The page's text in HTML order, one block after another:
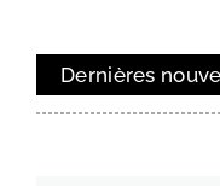
Dernières